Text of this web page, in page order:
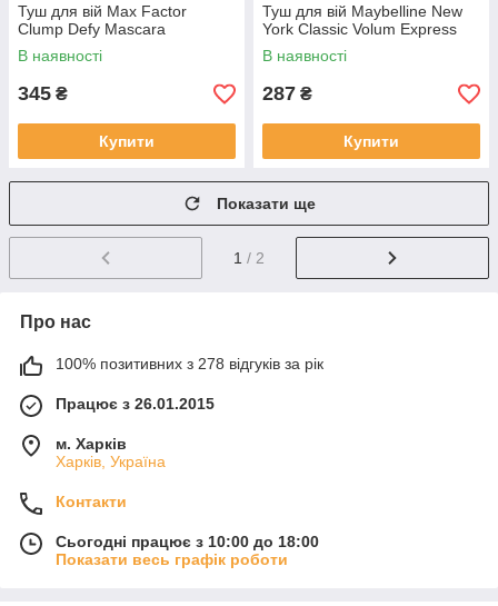
Туш для вій Max Factor
Clump Defy Mascara
В наявності
345 ₴
Купити
Туш для вій Maybelline New
York Classic Volum Express
В наявності
287 ₴
Купити
Показати ще
1 / 2
Про нас
100% позитивних з 278 відгуків за рік
Працює з 26.01.2015
м. Харків
Харків, Україна
Контакти
Сьогодні працює з 10:00 до 18:00
Показати весь графік роботи